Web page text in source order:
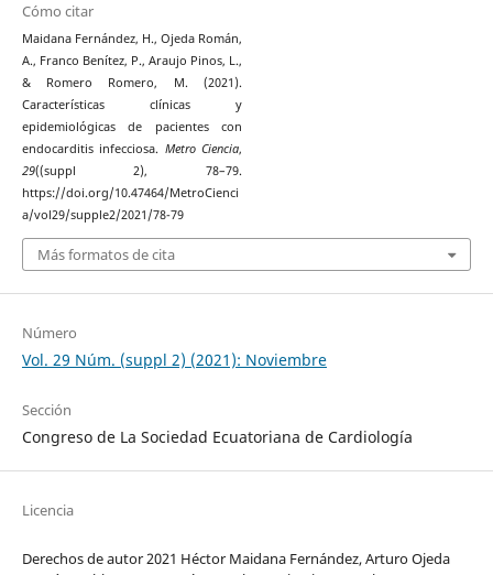
Cómo citar
Maidana Fernández, H., Ojeda Román,
A., Franco Benítez, P., Araujo Pinos, L.,
& Romero Romero, M. (2021).
Características clínicas y
epidemiológicas de pacientes con
endocarditis infecciosa. Metro Ciencia,
29((suppl 2), 78–79.
https://doi.org/10.47464/MetroCienci
a/vol29/supple2/2021/78-79
Más formatos de cita
Número
Vol. 29 Núm. (suppl 2) (2021): Noviembre
Sección
Congreso de La Sociedad Ecuatoriana de Cardiología
Licencia
Derechos de autor 2021 Héctor Maidana Fernández, Arturo Ojeda